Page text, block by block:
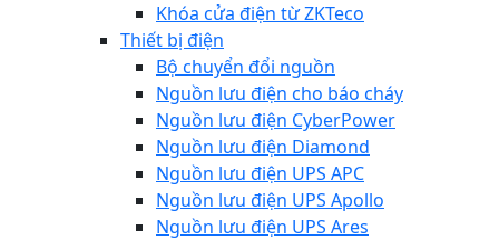
Khóa cửa điện từ ZKTeco
Thiết bị điện
Bộ chuyển đổi nguồn
Nguồn lưu điện cho báo cháy
Nguồn lưu điện CyberPower
Nguồn lưu điện Diamond
Nguồn lưu điện UPS APC
Nguồn lưu điện UPS Apollo
Nguồn lưu điện UPS Ares